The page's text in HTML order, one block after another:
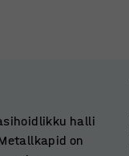
halli
on